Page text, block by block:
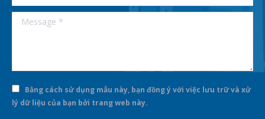
Message *
Bằng cách sử dụng mẫu này, bạn đồng ý với việc lưu trữ và xử
lý dữ liệu của bạn bởi trang web này.